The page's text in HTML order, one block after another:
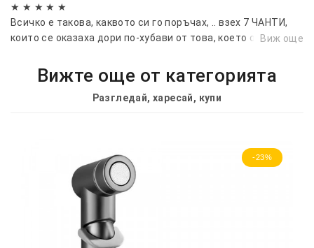
★ ★ ★ ★ ★
Всичко е такова, каквото си го поръчах, .. взех 7 ЧАНТИ,
които се оказаха дори по-хубави от това, което очаквах
Виж още
Вижте още от категорията
Разгледай, харесай, купи
-23%